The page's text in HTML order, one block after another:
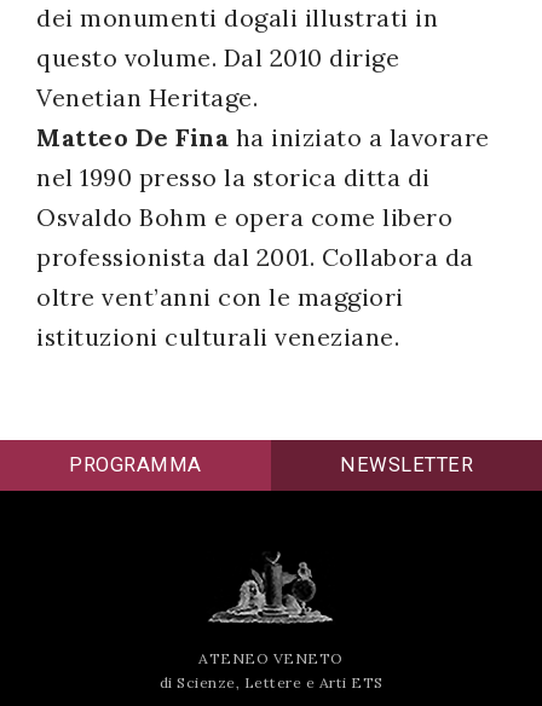
dei monumenti dogali illustrati in
questo volume. Dal 2010 dirige
Venetian Heritage.
Matteo De Fina ha iniziato a lavorare
nel 1990 presso la storica ditta di
Osvaldo Bohm e opera come libero
professionista dal 2001. Collabora da
oltre vent’anni con le maggiori
istituzioni culturali veneziane.
PROGRAMMA NEWSLETTER
ATENEO VENETO
di Scienze, Lettere e Arti ETS